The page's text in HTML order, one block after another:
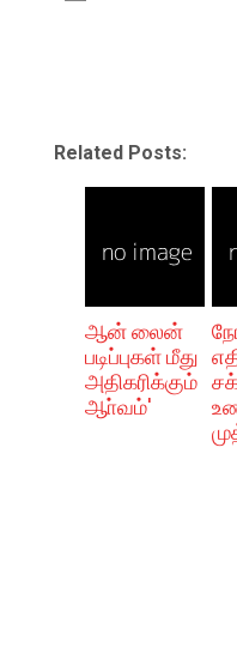
Related Posts:
ஆன் லைன்
படிப்புகள் மீது
அதிகரிக்கும்
ஆா்வம்'